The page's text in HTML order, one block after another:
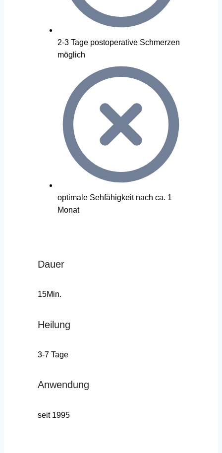
2-3 Tage postoperative Schmerzen
möglich
optimale Sehfähigkeit nach ca. 1
Monat
Dauer
15Min.
Heilung
3-7 Tage
Anwendung
seit 1995